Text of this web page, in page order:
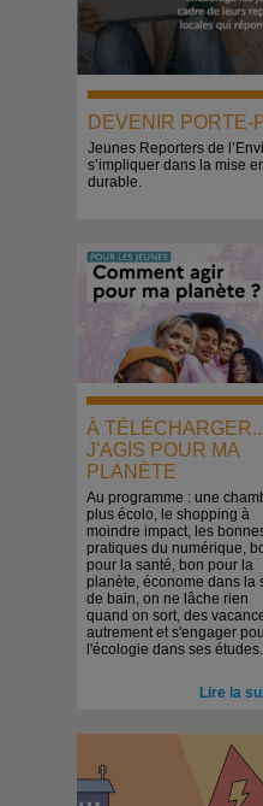
DEVENIR PORTE-
Jeunes Reporters de
s’impliquer dans la mise
durable.
À
J'AGIS POUR MA
PLANÈTE
Au programme : une
plus écolo, le shopping à
moindre impact, les
pratiques du numérique,
pour la santé, bon pour la
planète, économe dans la
de bain, on ne lâche rien
quand on sort, des
autrement et s'engager
l'écologie dans ses études.
Lire la